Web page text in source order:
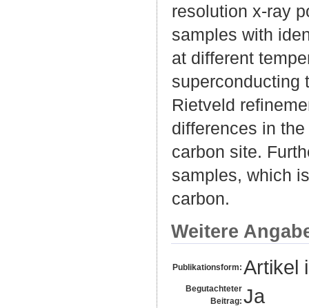
resolution x-ray
samples with
at different
superconducting
Rietveld
differences in
carbon site.
samples, which
carbon.
Weitere
Publikationsform: Artikel
Begutachteter
Beitrag: Ja